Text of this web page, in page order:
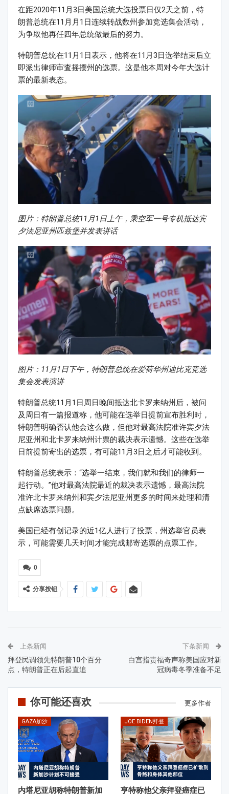
在距2020年11月3日美国总统大选投票日仅2天之前，特
朗普总统在11月月1日连续转战数州参加竞选集会活动，
为争取他再任四年总统做最后的努力。
特朗普总统在11月1日表示，他将在11月3日选举结束后立
即派出律师审査摇摆州的选票。这是他本周对今年大选计
票的最新表态。
图片：特朗普总统11月1日上午，乘空军一号专机抵达宾
夕法尼亚州匹兹堡并发表讲话
图片：11月1日下午，特朗普总统在爱荷华州迪比克竞选
集会发表演讲
特朗普总统11月1日周日晚间抵达北卡罗来纳州后，被问
及周日有一篇报道称，他可能在选举日提前宣布胜利时，
特朗普明确否认他会这么做，但他对最高法院准许宾夕法
尼亚州和北卡罗来纳州计票的裁决表示遗憾。这些在选举
日前提前寄出的选票，有可能11月3日之后才可能收到。
特朗普总统表示：“选举一结束，我们就和我们的律师一
起行动。”他对最高法院最近的裁决表示遗憾，最高法院
准许北卡罗来纳州和宾夕法尼亚州更多的时间来处理和清
点缺席选票问题。
美国已经有创记录的近1亿人进行了投票，州选举官员表
示，可能需要几天时间才能完成邮寄选票的点票工作。
0
分享按钮
上条新闻
拜登民调领先特朗普10个百分
点，特朗普正在后起直追
下条新闻
白宫指责福奇声称美国应对新
冠病毒冬季准备不足
你可能还喜欢 更多作者
GAZA加沙
内塔尼亚胡称特朗普新加
JOE BIDEN拜登
亨特称他父亲拜登癌症已